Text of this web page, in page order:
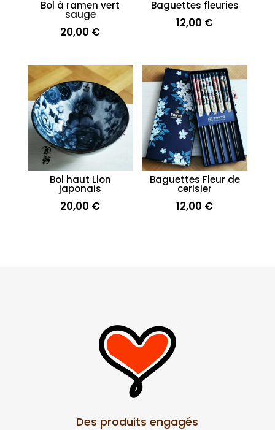
Bol à ramen vert
sauge
20,00 €
Baguettes fleuries
12,00 €
Bol haut Lion
japonais
20,00 €
Baguettes Fleur de
cerisier
12,00 €
Des produits engagés